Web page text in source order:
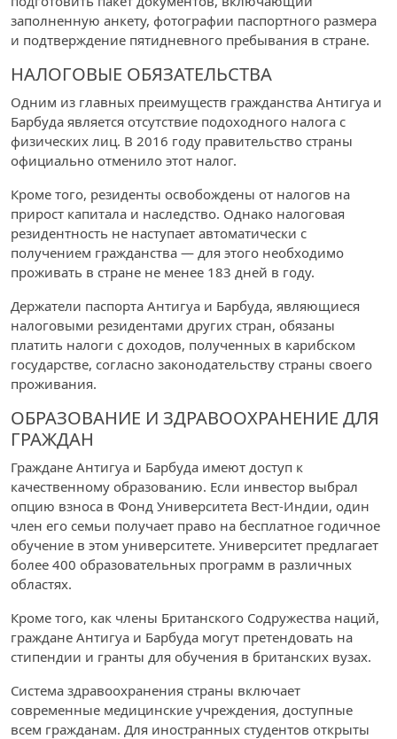
заполненную анкету, фотографии паспортного размера
и подтверждение пятидневного пребывания в стране.
НАЛОГОВЫЕ ОБЯЗАТЕЛЬСТВА
Одним из главных преимуществ гражданства Антигуа и
Барбуда является отсутствие подоходного налога с
физических лиц. В 2016 году правительство страны
официально отменило этот налог.
Кроме того, резиденты освобождены от налогов на
прирост капитала и наследство. Однако налоговая
резидентность не наступает автоматически с
получением гражданства — для этого необходимо
проживать в стране не менее 183 дней в году.
Держатели паспорта Антигуа и Барбуда, являющиеся
налоговыми резидентами других стран, обязаны
платить налоги с доходов, полученных в карибском
государстве, согласно законодательству страны своего
проживания.
ОБРАЗОВАНИЕ И ЗДРАВООХРАНЕНИЕ ДЛЯ
ГРАЖДАН
Граждане Антигуа и Барбуда имеют доступ к
качественному образованию. Если инвестор выбрал
опцию взноса в Фонд Университета Вест-Индии, один
член его семьи получает право на бесплатное годичное
обучение в этом университете. Университет предлагает
более 400 образовательных программ в различных
областях.
Кроме того, как члены Британского Содружества наций,
граждане Антигуа и Барбуда могут претендовать на
стипендии и гранты для обучения в британских вузах.
Система здравоохранения страны включает
современные медицинские учреждения, доступные
всем гражданам. Для иностранных студентов открыты